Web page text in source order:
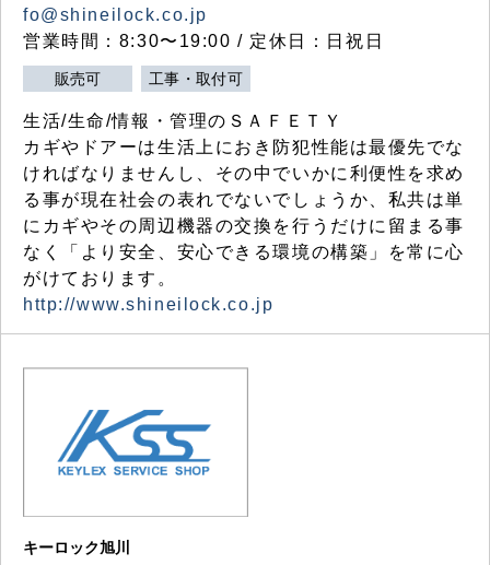
fo@shineilock.co.jp
営業時間：8:30〜19:00 / 定休日：日祝日
販売可 工事・取付可
生活/生命/情報・管理のＳＡＦＥＴＹ
カギやドアーは生活上におき防犯性能は最優先でな
ければなりませんし、その中でいかに利便性を求め
る事が現在社会の表れでないでしょうか、私共は単
にカギやその周辺機器の交換を行うだけに留まる事
なく「より安全、安心できる環境の構築」を常に心
がけております。
http://www.shineilock.co.jp
キーロック旭川